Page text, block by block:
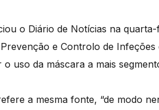
o Diário de Notícias na
e Controlo de
o uso da máscara a mais
a mesma fonte, “de modo